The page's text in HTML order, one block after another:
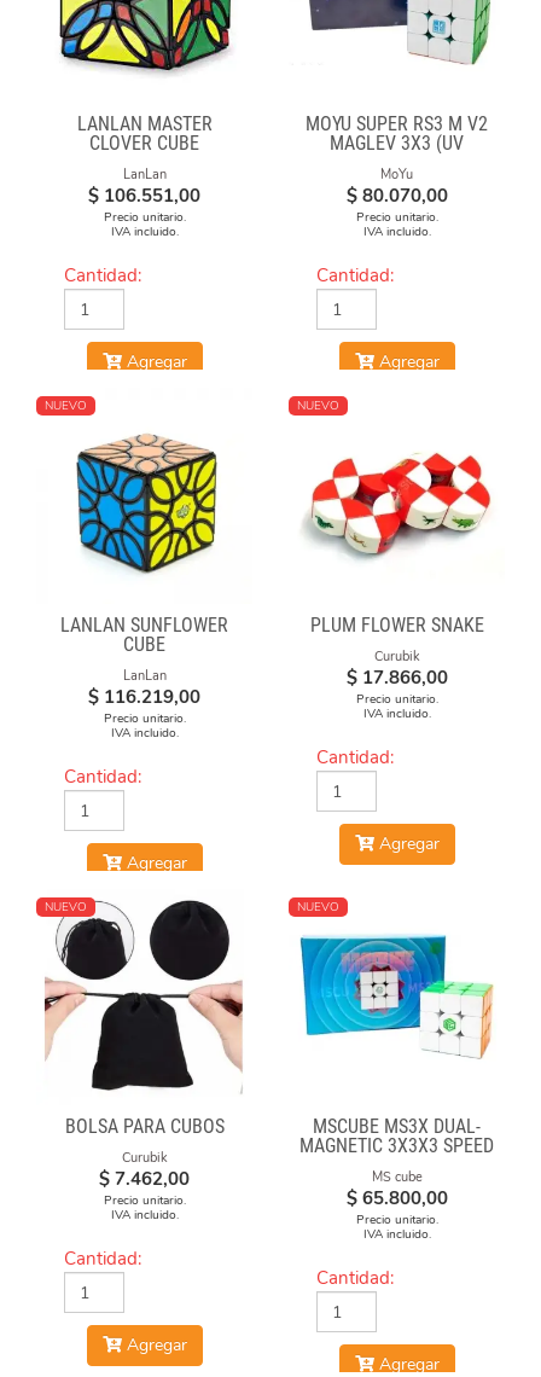
LANLAN MASTER
CLOVER CUBE
LanLan
$ 106.551,00
Precio unitario.
IVA incluido.
Cantidad:
Agregar
MOYU SUPER RS3 M V2
MAGLEV 3X3 (UV
COATED)
MoYu
$ 80.070,00
Precio unitario.
IVA incluido.
Cantidad:
Agregar
NUEVO
LANLAN SUNFLOWER
CUBE
LanLan
$ 116.219,00
Precio unitario.
IVA incluido.
Cantidad:
Agregar
NUEVO
PLUM FLOWER SNAKE
Curubik
$ 17.866,00
Precio unitario.
IVA incluido.
Cantidad:
Agregar
NUEVO
BOLSA PARA CUBOS
Curubik
$ 7.462,00
Precio unitario.
IVA incluido.
Cantidad:
Agregar
NUEVO
MSCUBE MS3X DUAL-
MAGNETIC 3X3X3 SPEED
CUBE STICKERLESS
MS cube
$ 65.800,00
Precio unitario.
IVA incluido.
Cantidad:
Agregar